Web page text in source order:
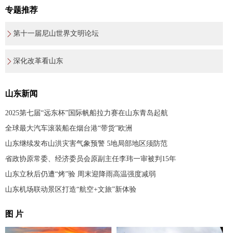
专题推荐
第十一届尼山世界文明论坛
深化改革看山东
山东新闻
2025第七届“远东杯”国际帆船拉力赛在山东青岛起航
全球最大汽车滚装船在烟台港“带货”欧洲
山东继续发布山洪灾害气象预警 5地局部地区须防范
省政协原常委、经济委员会原副主任李玮一审被判15年
山东立秋后仍遭“烤”验 周末迎降雨高温强度减弱
山东机场联动景区打造“航空+文旅”新体验
图 片